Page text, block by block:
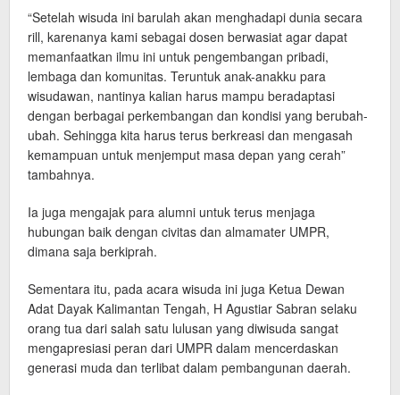
“Setelah wisuda ini barulah akan menghadapi dunia secara
rill, karenanya kami sebagai dosen berwasiat agar dapat
memanfaatkan ilmu ini untuk pengembangan pribadi,
lembaga dan komunitas. Teruntuk anak-anakku para
wisudawan, nantinya kalian harus mampu beradaptasi
dengan berbagai perkembangan dan kondisi yang berubah-
ubah. Sehingga kita harus terus berkreasi dan mengasah
kemampuan untuk menjemput masa depan yang cerah”
tambahnya.
Ia juga mengajak para alumni untuk terus menjaga
hubungan baik dengan civitas dan almamater UMPR,
dimana saja berkiprah.
Sementara itu, pada acara wisuda ini juga Ketua Dewan
Adat Dayak Kalimantan Tengah, H Agustiar Sabran selaku
orang tua dari salah satu lulusan yang diwisuda sangat
mengapresiasi peran dari UMPR dalam mencerdaskan
generasi muda dan terlibat dalam pembangunan daerah.